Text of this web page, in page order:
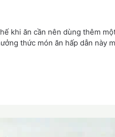
khi ăn cần nên dùng thêm
thức món ăn hấp dẫn này